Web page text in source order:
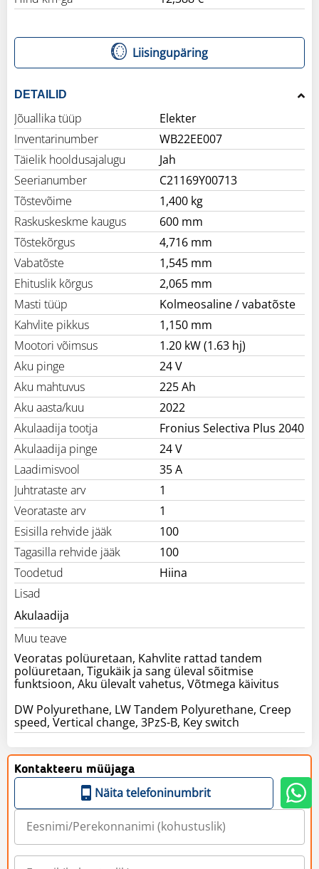
Liisingupäring
DETAILID
Jõuallika tüüp
Elekter
Inventarinumber
WB22EE007
Täielik hooldusajalugu
Jah
Seerianumber
C21169Y00713
Tõstevõime
1,400 kg
Raskuskeskme kaugus
600 mm
Tõstekõrgus
4,716 mm
Vabatõste
1,545 mm
Ehituslik kõrgus
2,065 mm
Masti tüüp
Kolmeosaline / vabatõste
Kahvlite pikkus
1,150 mm
Mootori võimsus
1.20 kW (1.63 hj)
Aku pinge
24 V
Aku mahtuvus
225 Ah
Aku aasta/kuu
2022
Akulaadija tootja
Fronius Selectiva Plus 2040
Akulaadija pinge
24 V
Laadimisvool
35 A
Juhtrataste arv
1
Veorataste arv
1
Esisilla rehvide jääk
100
Tagasilla rehvide jääk
100
Toodetud
Hiina
Lisad
Akulaadija
Muu teave
Veoratas polüuretaan, Kahvlite rattad tandem
polüuretaan, Tigukäik ja sang üleval sõitmise
funktsioon, Aku ülevalt vahetus, Võtmega käivitus
DW Polyurethane, LW Tandem Polyurethane, Creep
speed, Vertical change, 3PzS-B, Key switch
Kontakteeru müüjaga
Näita telefoninumbrit